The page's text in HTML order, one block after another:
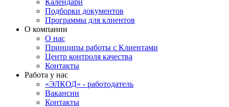
Календари
Подборки документов
Программы для клиентов
О компании
О нас
Принципы работы с Клиентами
Центр контроля качества
Контакты
Работа у нас
«ЭЛКОД» - работодатель
Вакансии
Контакты